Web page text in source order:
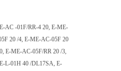
AC -01F/RR-4 20, E-ME-
20 /4, E-ME-AC-05F 20
E-ME-AC-05F/RR 20 /3,
L-01H 40 /DL17SA, E-